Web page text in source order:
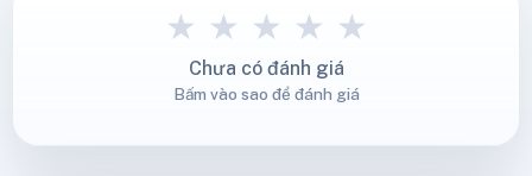
★ ★ ★ ★ ★
Chưa có đánh giá
Bấm vào sao để đánh giá